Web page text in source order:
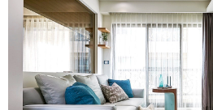
裝潢計算機
裝潢進階計算機
裝潢圖紙免費健檢
居家
商業空間
辦公室
面積
21~30坪
現代
預算
設計好手
新北市
360環景體驗
你家我家 Podcast
設計專欄
綠建材
線上賞屋